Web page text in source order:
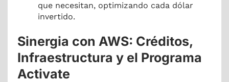
que necesitan, optimizando cada dólar
invertido.
Sinergia con AWS: Créditos,
Infraestructura y el Programa
Activate